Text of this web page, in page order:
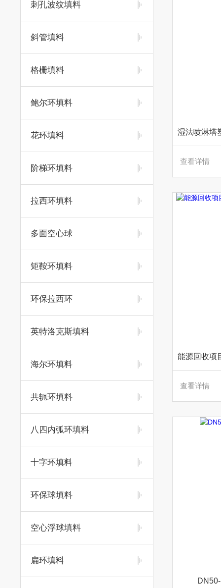
刺孔波纹填料
斜管填料
格栅填料
鲍尔环填料
花环填料
阶梯环填料
拉西环填料
多面空心球
矩鞍环填料
环保拉西环
英特洛克斯填料
海尔环填料
共轭环填料
八四内弧环填料
十字环填料
环保球填料
空心浮球填料
扁环填料
查看详情
查看详情